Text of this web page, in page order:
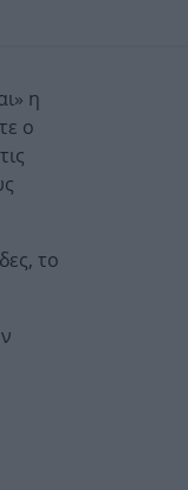
η
ο
το